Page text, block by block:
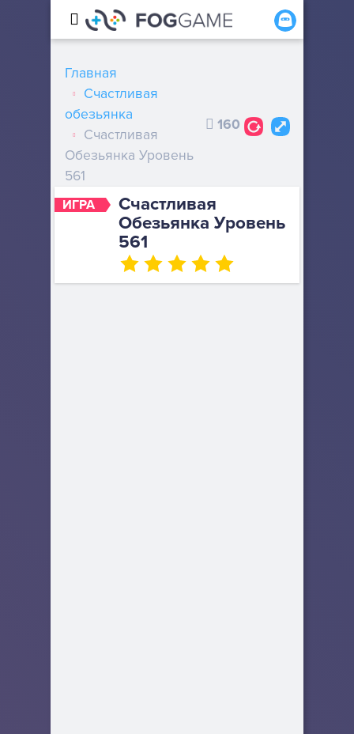
ИГРА
Счастливая
Обезьянка Уровень
561
Главная
Счастливая
обезьянка
Счастливая
Обезьянка Уровень
561
160